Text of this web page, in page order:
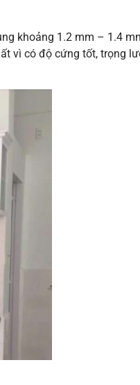
khoảng 1.2 mm – 1.4
vì có độ cứng tốt, trọng